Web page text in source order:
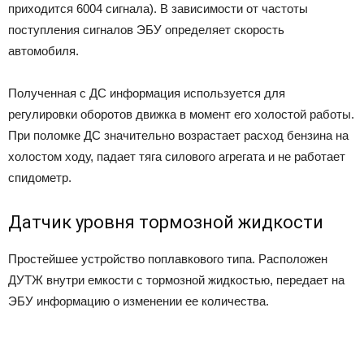
приходится 6004 сигнала). В зависимости от частоты
поступления сигналов ЭБУ определяет скорость
автомобиля.
Полученная с ДС информация используется для
регулировки оборотов движка в момент его холостой работы.
При поломке ДС значительно возрастает расход бензина на
холостом ходу, падает тяга силового агрегата и не работает
спидометр.
Датчик уровня тормозной жидкости
Простейшее устройство поплавкового типа. Расположен
ДУТЖ внутри емкости с тормозной жидкостью, передает на
ЭБУ информацию о изменении ее количества.